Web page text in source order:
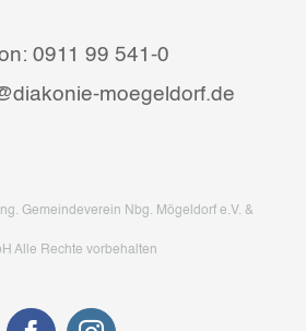
0911 99 541-0
moegeldorf.de
Gemeindeverein Nbg. Mögeldorf e.V. &
Alle Rechte vorbehalten